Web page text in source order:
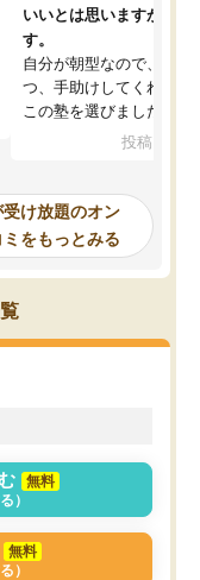
いいとは思いますが、料
す。
自分が朝型なので、自習
つ、手助けしてくれる設
この塾を選びました。
投稿日：
け放題のオン
をもっとみる
無料
）
無料
）